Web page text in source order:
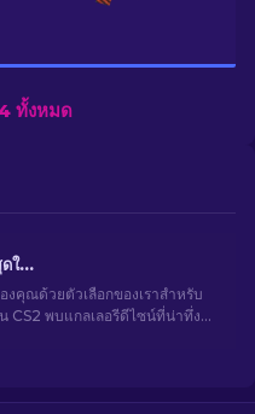
ทั้งหมด
สกิน M4A1-S ที่ดีที่สุดใน CS2 [2026]
งคุณด้วยตัวเลือกของเราสำหรับ
CS2 พบแกลเลอรีดีไซน์ที่น่าทึ่ง